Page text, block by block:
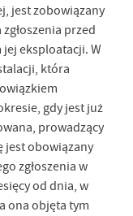
jest zobowiązany
przed
eksploatacji. W
która
gdy jest już
prowadzący
jest obowiązany
zgłoszenia w
od dnia, w
ona objęta tym